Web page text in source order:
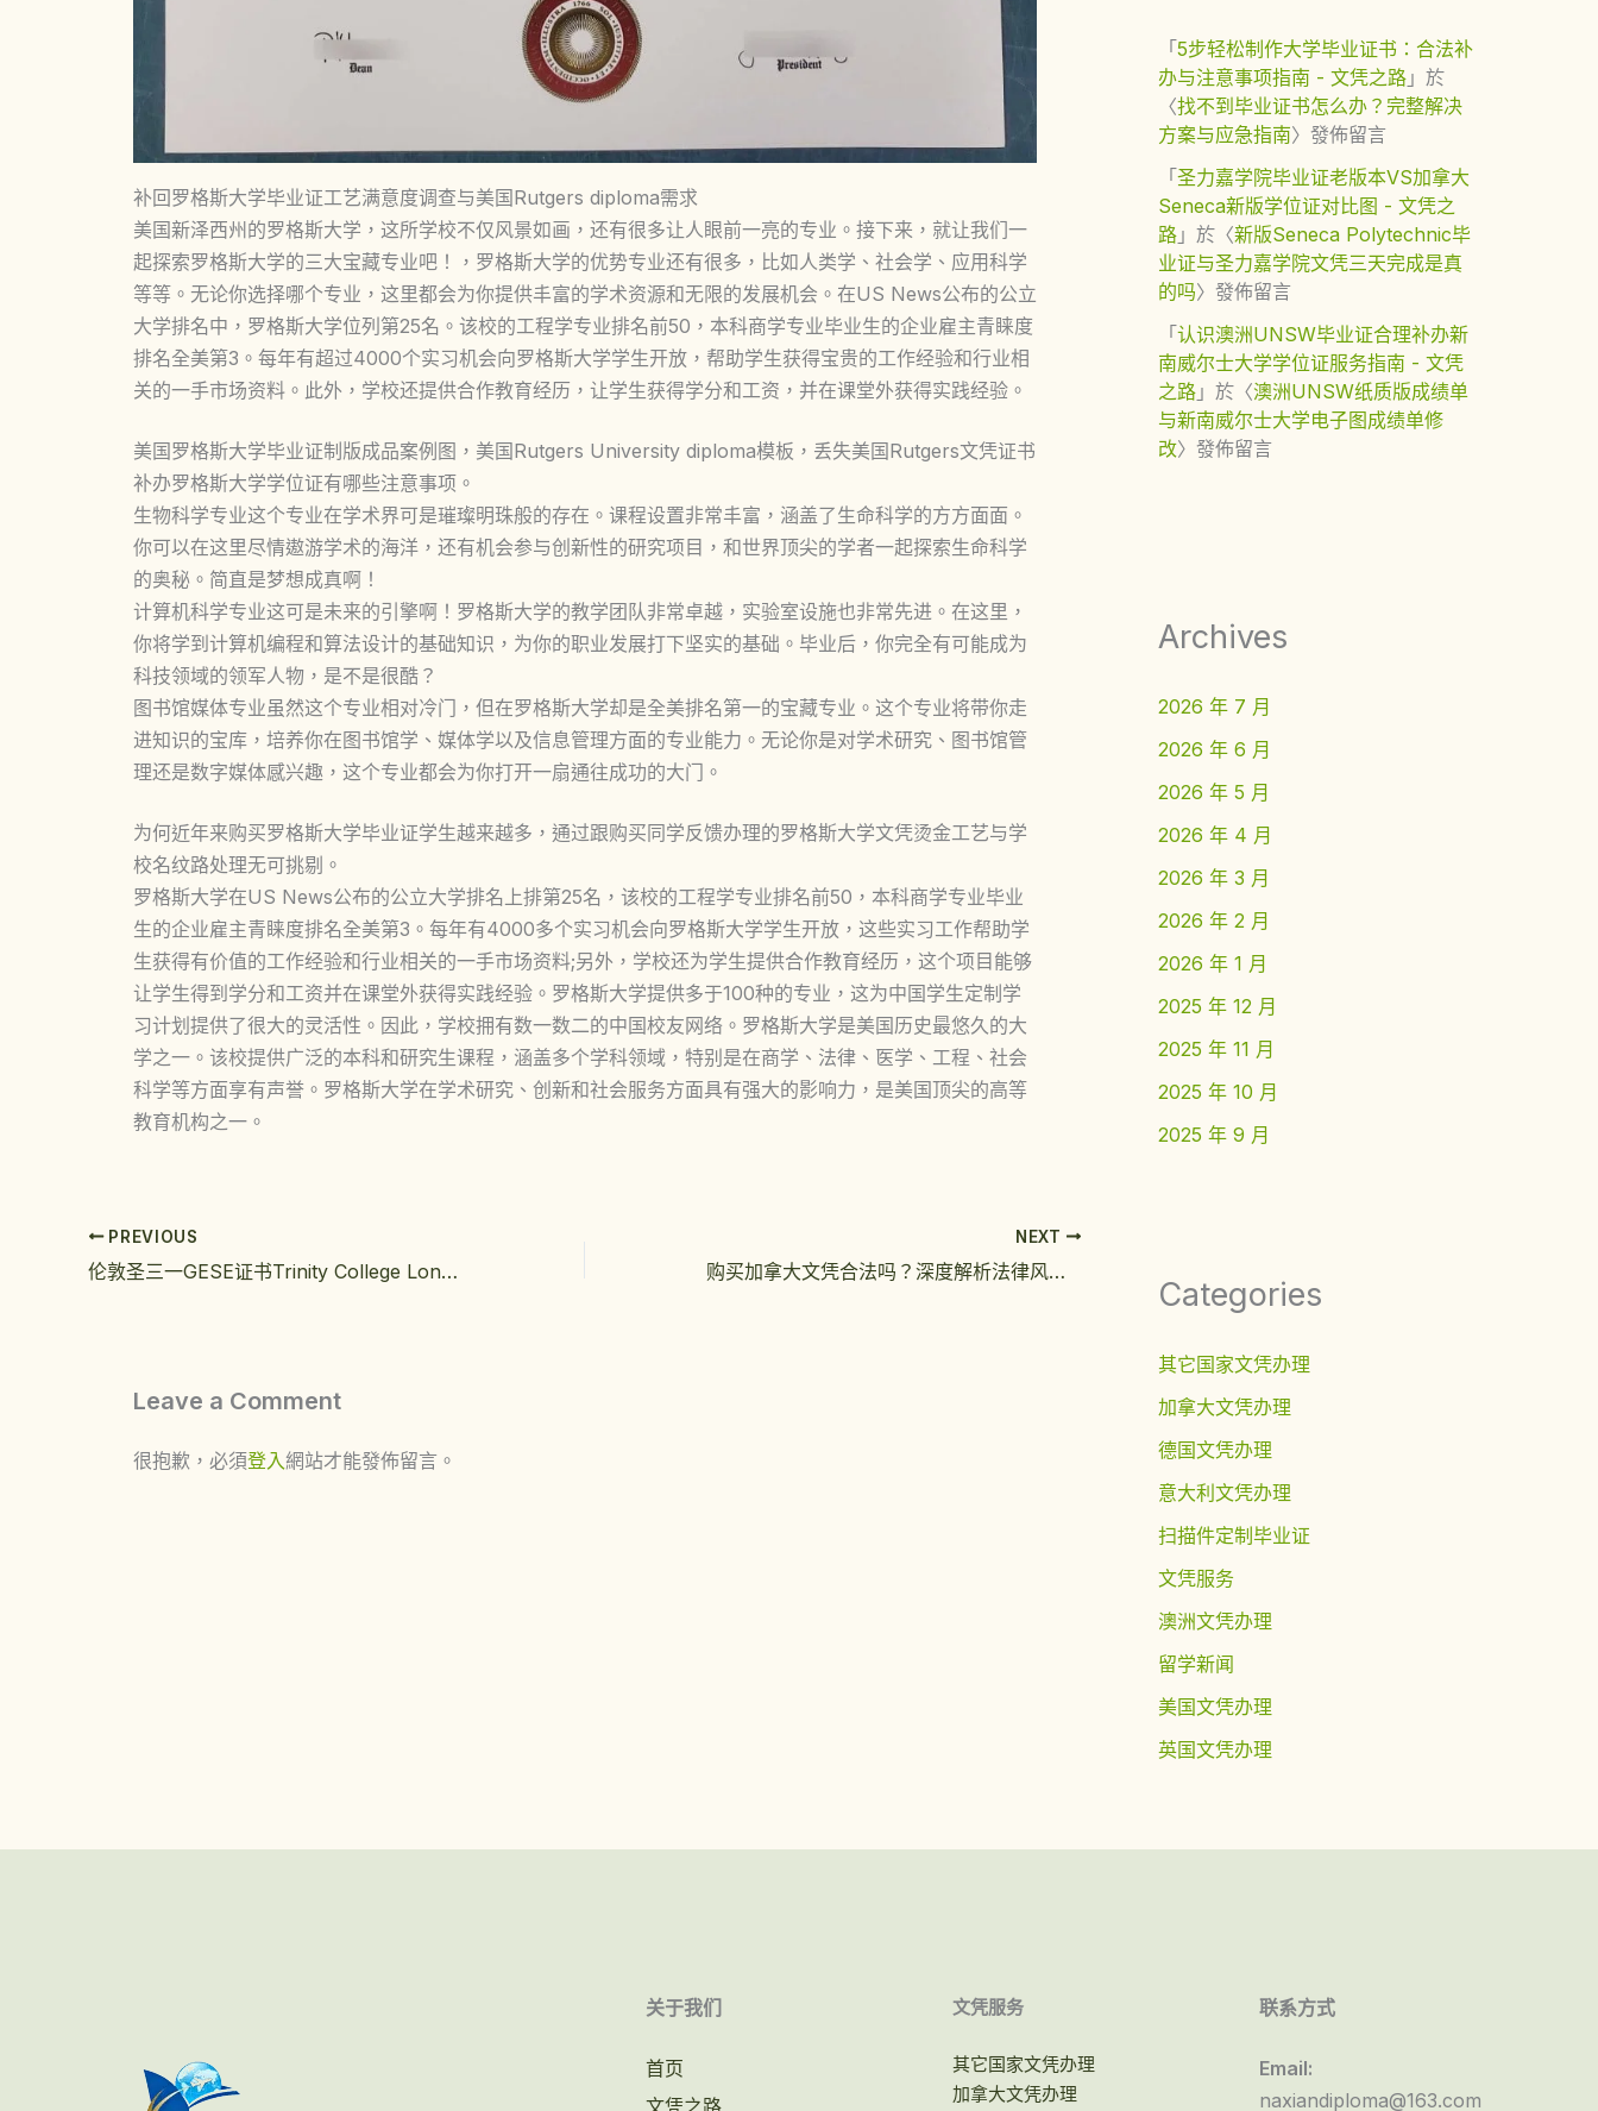
补回罗格斯大学毕业证工艺满意度调查与美国Rutgers diploma需求
美国新泽西州的罗格斯大学，这所学校不仅风景如画，还有很多让人眼前一亮的专业。接下来，就让我们一
起探索罗格斯大学的三大宝藏专业吧！，罗格斯大学的优势专业还有很多，比如人类学、社会学、应用科学
等等。无论你选择哪个专业，这里都会为你提供丰富的学术资源和无限的发展机会。在US News公布的公立
大学排名中，罗格斯大学位列第25名。该校的工程学专业排名前50，本科商学专业毕业生的企业雇主青睐度
排名全美第3。每年有超过4000个实习机会向罗格斯大学学生开放，帮助学生获得宝贵的工作经验和行业相
关的一手市场资料。此外，学校还提供合作教育经历，让学生获得学分和工资，并在课堂外获得实践经验。
美国罗格斯大学毕业证制版成品案例图，美国Rutgers University diploma模板，丢失美国Rutgers文凭证书
补办罗格斯大学学位证有哪些注意事项。
生物科学专业这个专业在学术界可是璀璨明珠般的存在。课程设置非常丰富，涵盖了生命科学的方方面面。
你可以在这里尽情遨游学术的海洋，还有机会参与创新性的研究项目，和世界顶尖的学者一起探索生命科学
的奥秘。简直是梦想成真啊！
计算机科学专业这可是未来的引擎啊！罗格斯大学的教学团队非常卓越，实验室设施也非常先进。在这里，
你将学到计算机编程和算法设计的基础知识，为你的职业发展打下坚实的基础。毕业后，你完全有可能成为
科技领域的领军人物，是不是很酷？
图书馆媒体专业虽然这个专业相对冷门，但在罗格斯大学却是全美排名第一的宝藏专业。这个专业将带你走
进知识的宝库，培养你在图书馆学、媒体学以及信息管理方面的专业能力。无论你是对学术研究、图书馆管
理还是数字媒体感兴趣，这个专业都会为你打开一扇通往成功的大门。
为何近年来购买罗格斯大学毕业证学生越来越多，通过跟购买同学反馈办理的罗格斯大学文凭烫金工艺与学
校名纹路处理无可挑剔。
罗格斯大学在US News公布的公立大学排名上排第25名，该校的工程学专业排名前50，本科商学专业毕业
生的企业雇主青睐度排名全美第3。每年有4000多个实习机会向罗格斯大学学生开放，这些实习工作帮助学
生获得有价值的工作经验和行业相关的一手市场资料;另外，学校还为学生提供合作教育经历，这个项目能够
让学生得到学分和工资并在课堂外获得实践经验。罗格斯大学提供多于100种的专业，这为中国学生定制学
习计划提供了很大的灵活性。因此，学校拥有数一数二的中国校友网络。罗格斯大学是美国历史最悠久的大
学之一。该校提供广泛的本科和研究生课程，涵盖多个学科领域，特别是在商学、法律、医学、工程、社会
科学等方面享有声誉。罗格斯大学在学术研究、创新和社会服务方面具有强大的影响力，是美国顶尖的高等
教育机构之一。
PREVIOUS
伦敦圣三一GESE证书Trinity College London文凭定制详解
NEXT
购买加拿大文凭合法吗？深度解析法律风险与正规认证途径
Leave a Comment
很抱歉，必須登入網站才能發佈留言。
「5步轻松制作大学毕业证书：合法补
办与注意事项指南 - 文凭之路 」於
〈找不到毕业证书怎么办？完整解决
方案与应急指南〉發佈留言
「圣力嘉学院毕业证老版本VS加拿大
Seneca新版学位证对比图 - 文凭之
路 」於〈新版Seneca Polytechnic毕
业证与圣力嘉学院文凭三天完成是真
的吗〉發佈留言
「认识澳洲UNSW毕业证合理补办新
南威尔士大学学位证服务指南 - 文凭
之路 」於〈澳洲UNSW纸质版成绩单
与新南威尔士大学电子图成绩单修
改〉發佈留言
Archives
2026 年 7 月
2026 年 6 月
2026 年 5 月
2026 年 4 月
2026 年 3 月
2026 年 2 月
2026 年 1 月
2025 年 12 月
2025 年 11 月
2025 年 10 月
2025 年 9 月
Categories
其它国家文凭办理
加拿大文凭办理
德国文凭办理
意大利文凭办理
扫描件定制毕业证
文凭服务
澳洲文凭办理
留学新闻
美国文凭办理
英国文凭办理
关于我们
首页
文凭之路
文凭服务
其它国家文凭办理
加拿大文凭办理
联系方式
Email:
naxiandiploma@163.com